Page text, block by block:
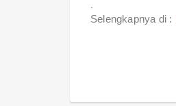
.
Selengkapnya di :